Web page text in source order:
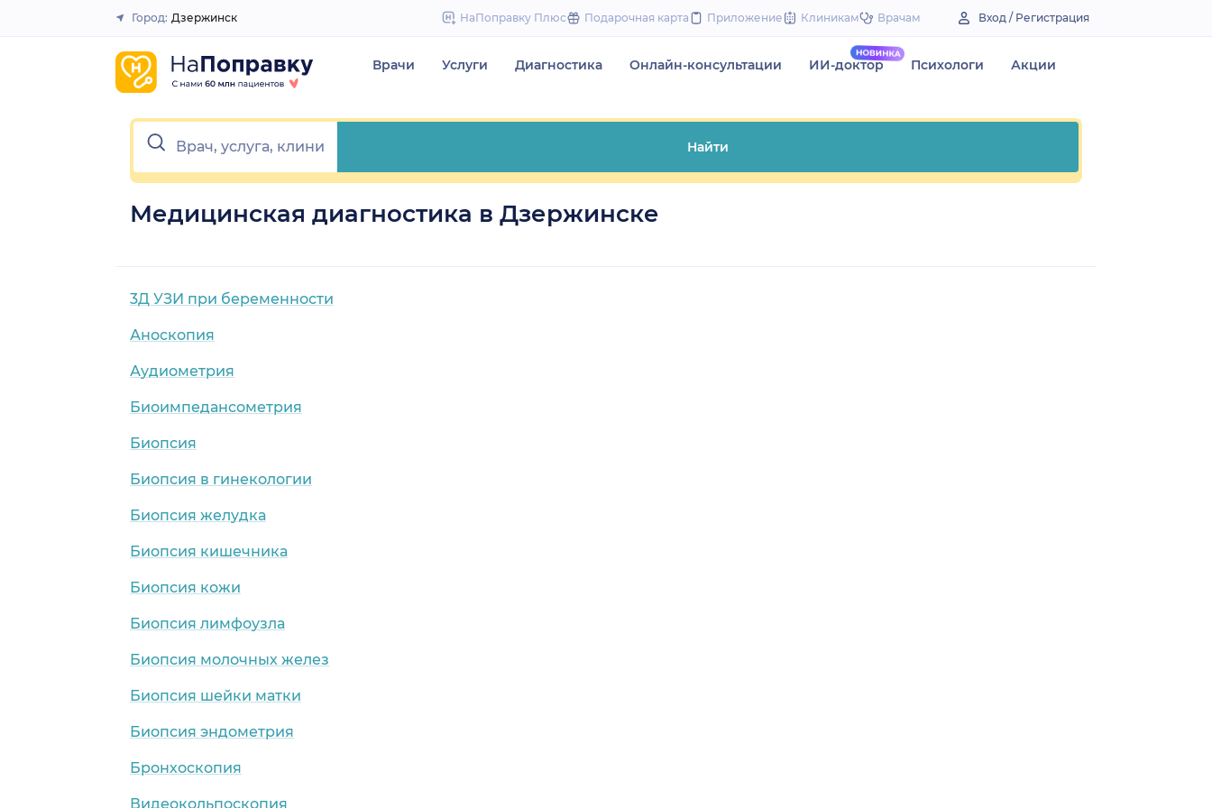
to
Закрыть
Город: Дзержинск НаПоправку Плюс Подарочная карта Приложение Клиникам Врачам Вход / Регистрация
Врачи Услуги Диагностика Онлайн-консультации ИИ-доктор Психологи Акции
Найти
Медицинская диагностика в Дзержинске
3Д УЗИ при беременности
Аноскопия
Аудиометрия
Биоимпедансометрия
Биопсия
Биопсия в гинекологии
Биопсия желудка
Биопсия кишечника
Биопсия кожи
Биопсия лимфоузла
Биопсия молочных желез
Биопсия шейки матки
Биопсия эндометрия
Бронхоскопия
Видеокольпоскопия